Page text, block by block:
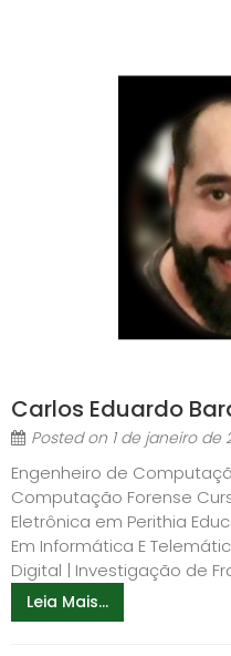
Carlos Eduardo
Posted on 1 de janeiro de
Engenheiro de
Computação Forense
Eletrônica em Perithia
Em Informática E
Digital | Investigação de
Leia Mais...